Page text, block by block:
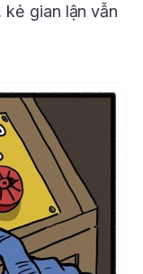
gian lận vẫn